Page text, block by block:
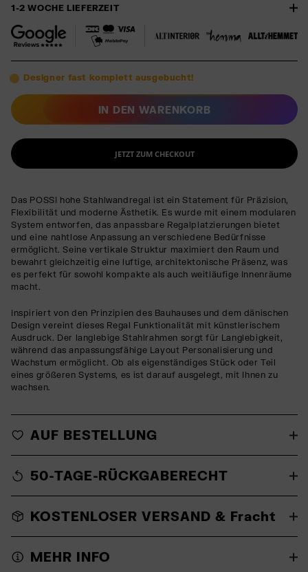
1-2 WOCHE LIEFERZEIT
Designer fast komplett ausgebucht!
IN DEN WARENKORB
JETZT ZUM CHECKOUT
Das POSSI hohe Stahlwandregal ist ein Statement für Präzision,
Flexibilität und moderne Ästhetik. Es wurde mit einem modularen
System entworfen, das anpassbare Regalplatzierungen bietet
und eine nahtlose Anpassung an verschiedene Bedürfnisse
ermöglicht. Seine vertikale Struktur maximiert den Raum und
bewahrt gleichzeitig eine luftige, architektonische Präsenz, was
es perfekt für sowohl kompakte als auch weitläufige Innenräume
macht.
Inspiriert von den Prinzipien des Bauhauses und dem dänischen
Design vereint dieses Regal Funktionalität mit künstlerischem
Ausdruck. Der langlebige Stahlrahmen sorgt für Langlebigkeit,
während das anpassungsfähige Layout Personalisierung und
Wachstum ermöglicht. Ob als eigenständiges Stück oder Teil
eines größeren Systems, es ist darauf ausgelegt, mit Ihnen zu
wachsen.
AUF BESTELLUNG
50-TAGE-RÜCKGABERECHT
KOSTENLOSER VERSAND & Fracht
MEHR INFO